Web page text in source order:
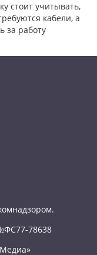
стоит учитывать,
кабели, а
за работу
78638